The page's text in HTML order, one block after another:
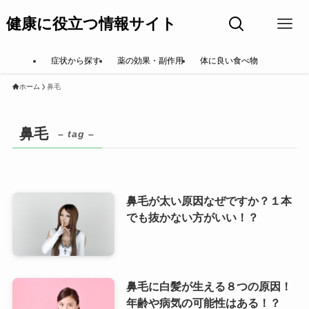
健康に役立つ情報サイト
症状から探す 薬の効果・副作用 体に良い食べ物
ホーム 鼻毛
鼻毛 – tag –
鼻毛が太い原因なぜですか？１本
でも抜かない方がいい！？
鼻毛に白髪が生える８つの原因！
年齢や病気の可能性はある！？